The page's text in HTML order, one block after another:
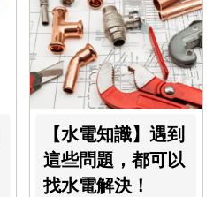
【水電知識】遇到
這些問題，都可以
找水電解決！